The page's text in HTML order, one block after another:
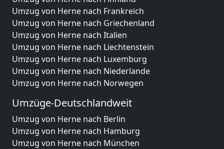
Umzug von Herne nach Frankreich
Umzug von Herne nach Griechenland
Umzug von Herne nach Italien
Umzug von Herne nach Liechtenstein
Umzug von Herne nach Luxemburg
Umzug von Herne nach Niederlande
Umzug von Herne nach Norwegen
Umzüge-Deutschlandweit
Umzug von Herne nach Berlin
Umzug von Herne nach Hamburg
Umzug von Herne nach München